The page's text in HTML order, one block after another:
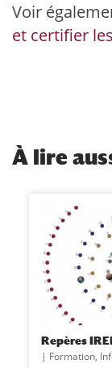
Voir
et certifier
À lire
Repères
Formation,